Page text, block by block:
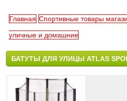
Главная Спортивные товары
уличные и домашние
БАТУТЫ ДЛЯ УЛИЦЫ ATLAS